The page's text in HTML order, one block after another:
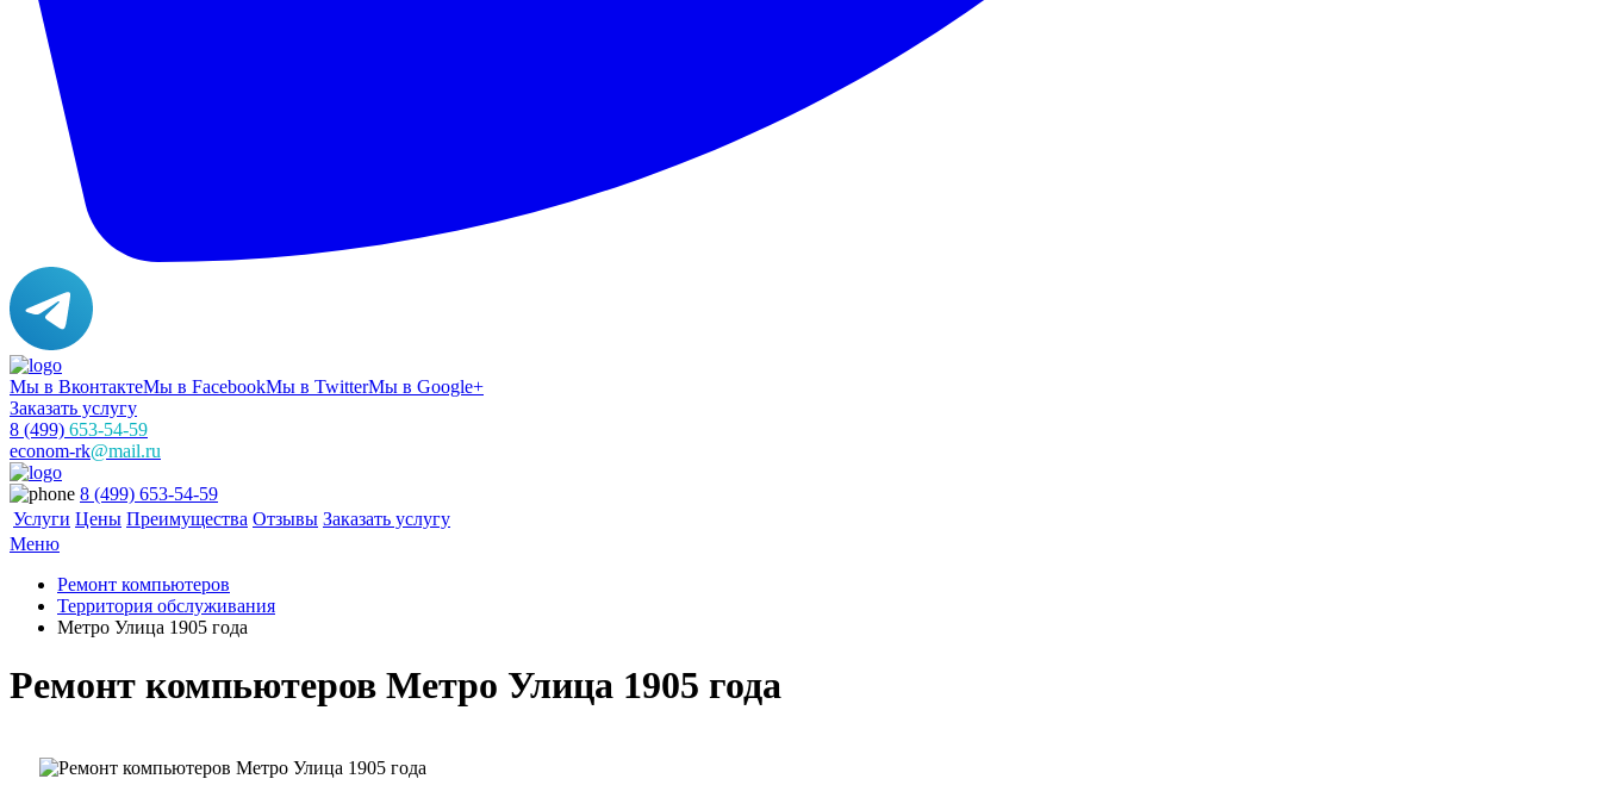
Мы в ВконтактеМы в FacebookМы в TwitterМы в Google+
Заказать услугу
8 (499) 653-54-59
econom-rk@mail.ru
8 (499) 653-54-59
Услуги Цены Преимущества Отзывы Заказать услугу
Меню
Ремонт компьютеров
Территория обслуживания
Метро Улица 1905 года
Ремонт компьютеров Метро Улица 1905 года